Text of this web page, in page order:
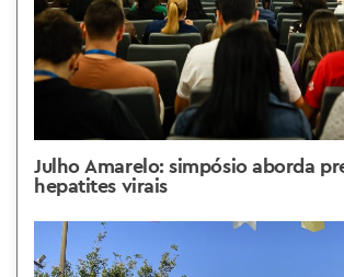
Julho Amarelo: simpósio aborda
hepatites virais